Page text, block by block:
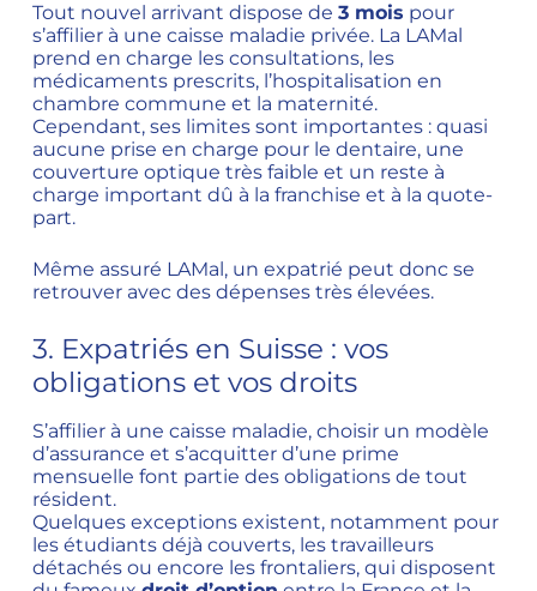
Tout nouvel arrivant dispose de 3 mois pour
s’affilier à une caisse maladie privée. La LAMal
prend en charge les consultations, les
médicaments prescrits, l’hospitalisation en
chambre commune et la maternité.
Cependant, ses limites sont importantes : quasi
aucune prise en charge pour le dentaire, une
couverture optique très faible et un reste à
charge important dû à la franchise et à la quote-
part.
Même assuré LAMal, un expatrié peut donc se
retrouver avec des dépenses très élevées.
3. Expatriés en Suisse : vos
obligations et vos droits
S’affilier à une caisse maladie, choisir un modèle
d’assurance et s’acquitter d’une prime
mensuelle font partie des obligations de tout
résident.
Quelques exceptions existent, notamment pour
les étudiants déjà couverts, les travailleurs
détachés ou encore les frontaliers, qui disposent